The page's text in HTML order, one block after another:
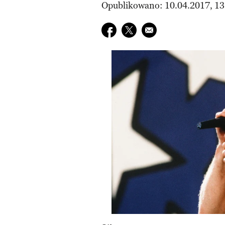
Opublikowano: 10.04.2017,
Udostępnij na facebook
Udostępnij na twitter
E-mail do przyjaciela